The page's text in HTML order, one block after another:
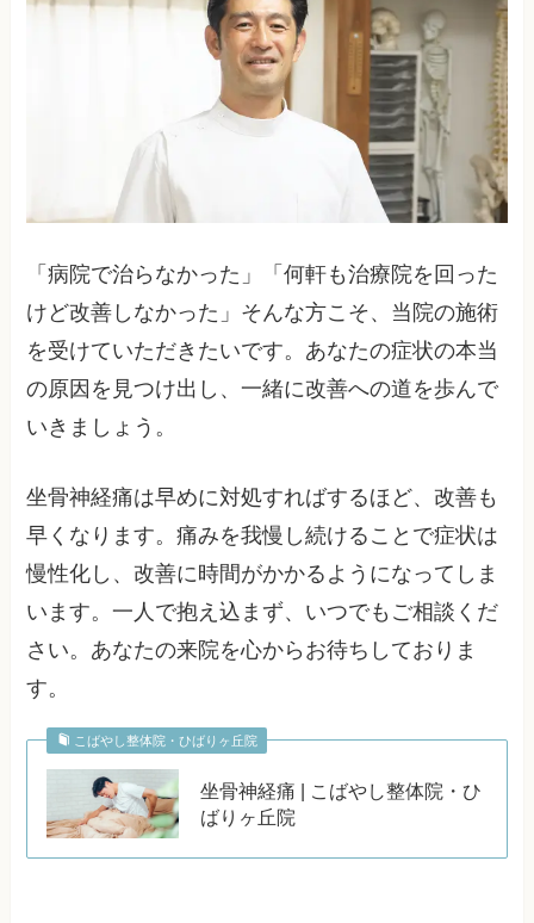
「病院で治らなかった」「何軒も治療院を回った
けど改善しなかった」そんな方こそ、当院の施術
を受けていただきたいです。あなたの症状の本当
の原因を見つけ出し、一緒に改善への道を歩んで
いきましょう。
坐骨神経痛は早めに対処すればするほど、改善も
早くなります。痛みを我慢し続けることで症状は
慢性化し、改善に時間がかかるようになってしま
います。一人で抱え込まず、いつでもご相談くだ
さい。あなたの来院を心からお待ちしておりま
す。
こばやし整体院・ひばりヶ丘院
坐骨神経痛 | こばやし整体院・ひ
ばりヶ丘院